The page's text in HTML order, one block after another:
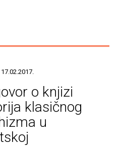
17.02.2017.
o knjizi
klasičnog
u